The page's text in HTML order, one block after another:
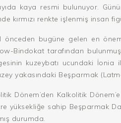
kaya resmi bulunuyor.
kırmızı renkte işlenmiş insan
önceden bugüne gelen en
Bindokat tarafından
kuzeybatı ucundaki İonia
yakasındaki Beşparmak
Dönem’den Kalkolitik
yüksekliğe sahip Beşparmak
durumda.